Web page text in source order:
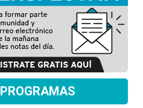
PROGRAMAS